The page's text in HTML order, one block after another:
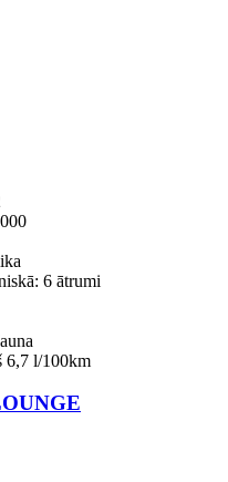
6 ātrumi
6,7 l/100km